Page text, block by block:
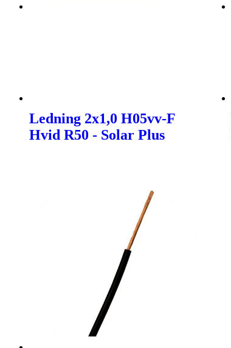
Ledning 2x1,0 H05vv-F
Hvid R50 - Solar Plus